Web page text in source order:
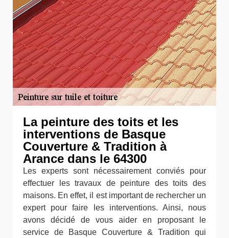
La peinture des toits et les
interventions de Basque
Couverture & Tradition à
Arance dans le 64300
Les experts sont nécessairement conviés pour
effectuer les travaux de peinture des toits des
maisons. En effet, il est important de rechercher un
expert pour faire les interventions. Ainsi, nous
avons décidé de vous aider en proposant le
service de Basque Couverture & Tradition qui